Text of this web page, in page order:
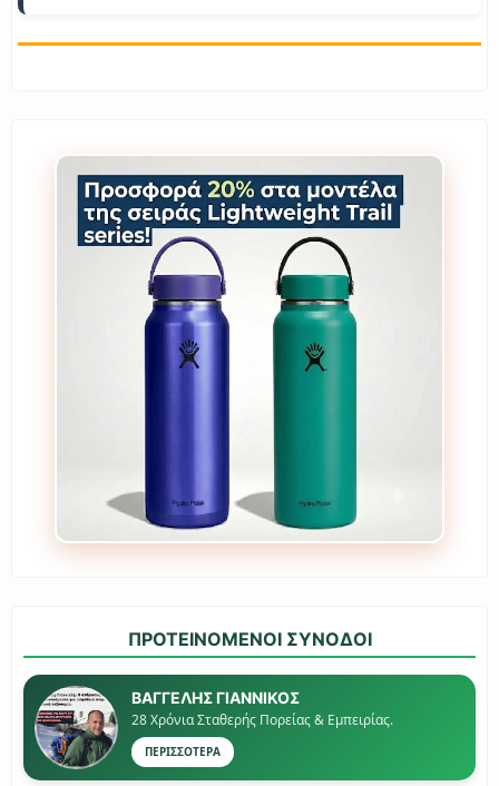
ΠΡΟΤΕΙΝΟΜΕΝΟΙ ΣΥΝΟΔΟΙ
ΒΑΓΓΕΛΗΣ ΓΙΑΝΝΙΚΟΣ
28 Χρόνια Σταθερής Πορείας & Εμπειρίας.
ΠΕΡΙΣΣΟΤΕΡΑ